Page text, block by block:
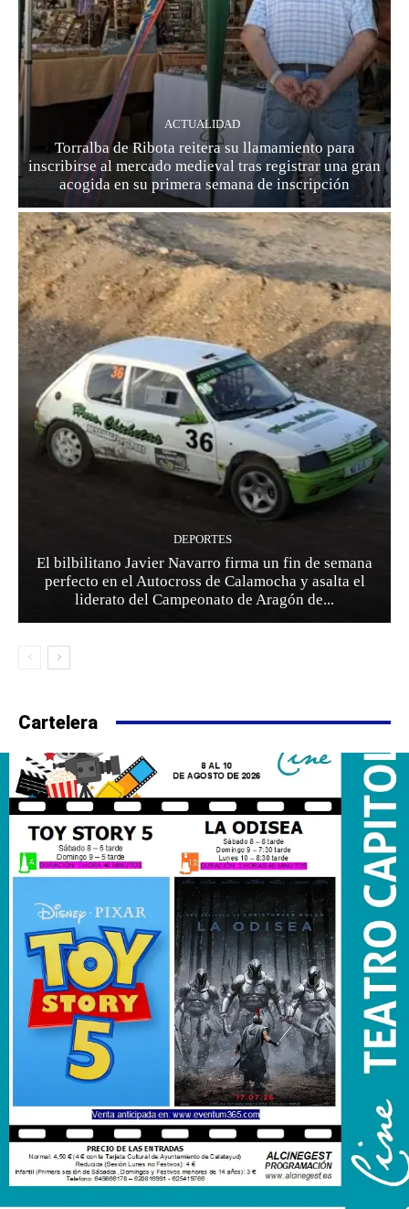
ACTUALIDAD
Torralba de Ribota reitera su llamamiento para
inscribirse al mercado medieval tras registrar una gran
acogida en su primera semana de inscripción
DEPORTES
El bilbilitano Javier Navarro firma un fin de semana
perfecto en el Autocross de Calamocha y asalta el
liderato del Campeonato de Aragón de...
Cartelera